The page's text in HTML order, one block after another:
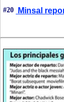
#20 Minsal